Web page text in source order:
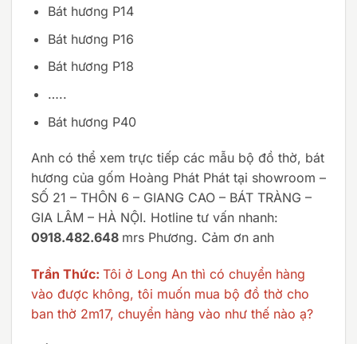
Bát hương P14
Bát hương P16
Bát hương P18
…..
Bát hương P40
Anh có thể xem trực tiếp các mẫu bộ đồ thờ, bát
hương của gốm Hoàng Phát Phát tại showroom –
SỐ 21 – THÔN 6 – GIANG CAO – BÁT TRÀNG –
GIA LÂM – HÀ NỘI. Hotline tư vấn nhanh:
0918.482.648 mrs Phương. Cảm ơn anh
Trần Thức: Tôi ở Long An thì có chuyển hàng
vào được không, tôi muốn mua bộ đồ thờ cho
ban thờ 2m17, chuyển hàng vào như thế nào ạ?